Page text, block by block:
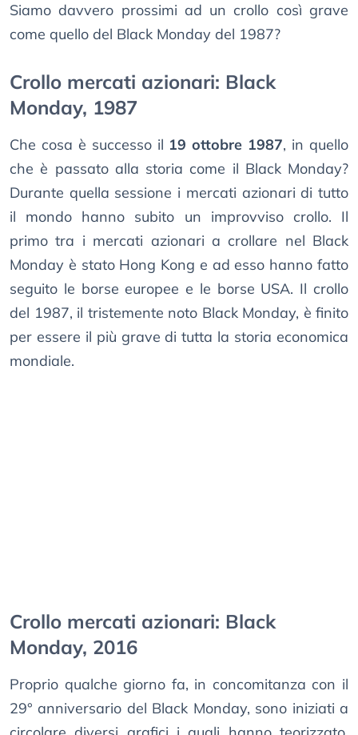
Siamo davvero prossimi ad un crollo così grave
come quello del Black Monday del 1987?
Crollo mercati azionari: Black
Monday, 1987
Che cosa è successo il 19 ottobre 1987, in quello
che è passato alla storia come il Black Monday?
Durante quella sessione i mercati azionari di tutto
il mondo hanno subito un improvviso crollo. Il
primo tra i mercati azionari a crollare nel Black
Monday è stato Hong Kong e ad esso hanno fatto
seguito le borse europee e le borse USA. Il crollo
del 1987, il tristemente noto Black Monday, è finito
per essere il più grave di tutta la storia economica
mondiale.
Crollo mercati azionari: Black
Monday, 2016
Proprio qualche giorno fa, in concomitanza con il
29° anniversario del Black Monday, sono iniziati a